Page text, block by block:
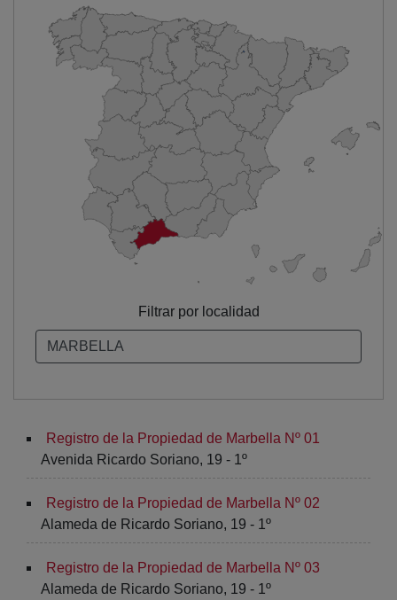
Filtrar por localidad
Registro de la Propiedad de Marbella Nº 01
Avenida Ricardo Soriano, 19 - 1º
Registro de la Propiedad de Marbella Nº 02
Alameda de Ricardo Soriano, 19 - 1º
Registro de la Propiedad de Marbella Nº 03
Alameda de Ricardo Soriano, 19 - 1º